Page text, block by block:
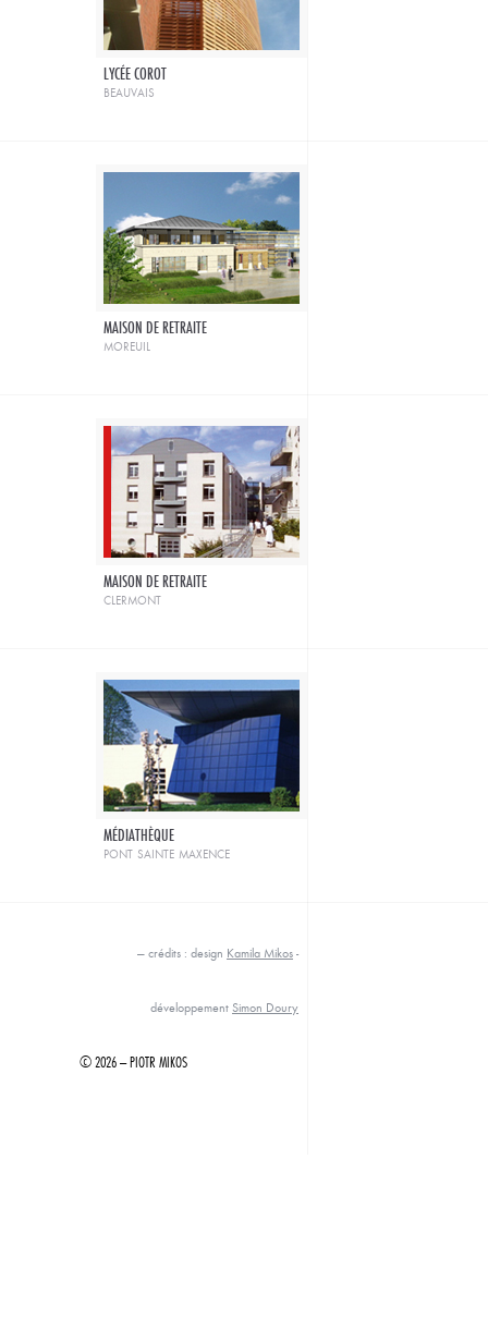
LYCÉE COROT
beauvais
MAISON DE RETRAITE
moreuil
MAISON DE RETRAITE
clermont
MÉDIATHÈQUE
pont sainte maxence
— crédits : design Kamila Mikos -
développement Simon Doury
© 2026 — PIOTR MIKOS